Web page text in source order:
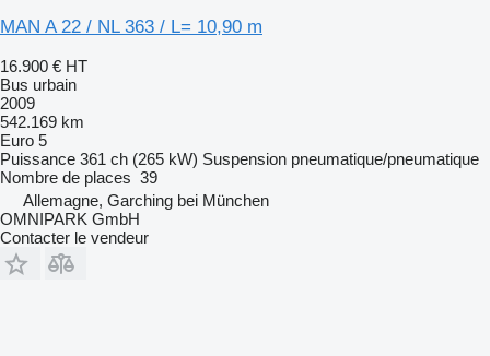
MAN A 22 / NL 363 / L= 10,90 m
16.900 € HT
Bus urbain
2009
542.169 km
Euro 5
Puissance 361 ch (265 kW) Suspension pneumatique/pneumatique
Nombre de places 39
Allemagne, Garching bei München
OMNIPARK GmbH
Contacter le vendeur